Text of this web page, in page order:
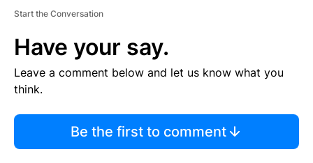
Start the Conversation
Have your say.
Leave a comment below and let us know what you
think.
Be the first to comment